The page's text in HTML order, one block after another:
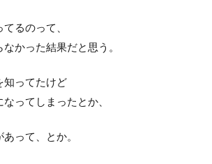
るのって、
かった結果だと思う。
知ってたけど
ってしまったとか、
って、とか。